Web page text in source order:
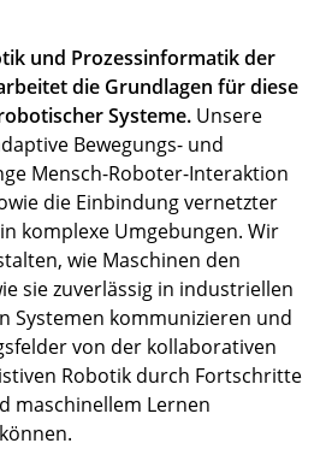
und Prozessinformatik der
die Grundlagen für diese
Systeme. Unsere
Bewegungs- und
Mensch-Roboter-Interaktion
die Einbindung vernetzter
komplexe Umgebungen. Wir
wie Maschinen den
sie zuverlässig in industriellen
Systemen kommunizieren und
von der kollaborativen
Robotik durch Fortschritte
maschinellem Lernen